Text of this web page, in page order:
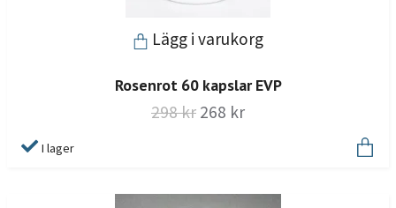
Lägg i varukorg
Rosenrot 60 kapslar EVP
298 kr 268 kr
I lager